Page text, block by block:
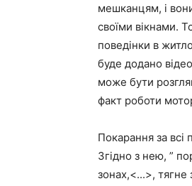
мешканцям, і
своїми вікнами.
поведінки в
буде додано
може бути
факт роботи
Покарання за всі
Згідно з нею, ”
зонах,<...>, тягне